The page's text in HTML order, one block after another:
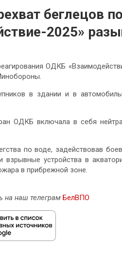
беглецов
2025»
ОДКБ
в здании и в
ОДКБ включала в себя
по воде, задействовав
взрывные устройства в
в прибрежной зоне.
на наш телеграм БелВПО